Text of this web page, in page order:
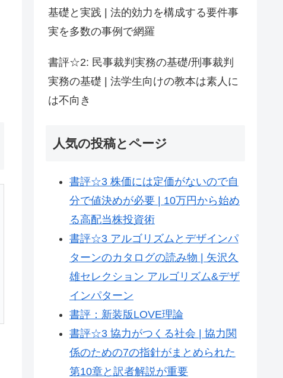
基礎と実践 | 法的効力を構成する要件事
実を多数の事例で網羅
書評☆2: 民事裁判実務の基礎/刑事裁判
実務の基礎 | 法学生向けの教本は素人に
は不向き
人気の投稿とページ
書評☆3 株価には定価がないので自
分で値決めが必要 | 10万円から始め
る高配当株投資術
書評☆3 アルゴリズムとデザインパ
ターンのカタログの読み物 | 矢沢久
雄セレクション アルゴリズム&デザ
インパターン
書評：新装版LOVE理論
書評☆3 協力がつくる社会 | 協力関
係のための7の指針がまとめられた
第10章と訳者解説が重要